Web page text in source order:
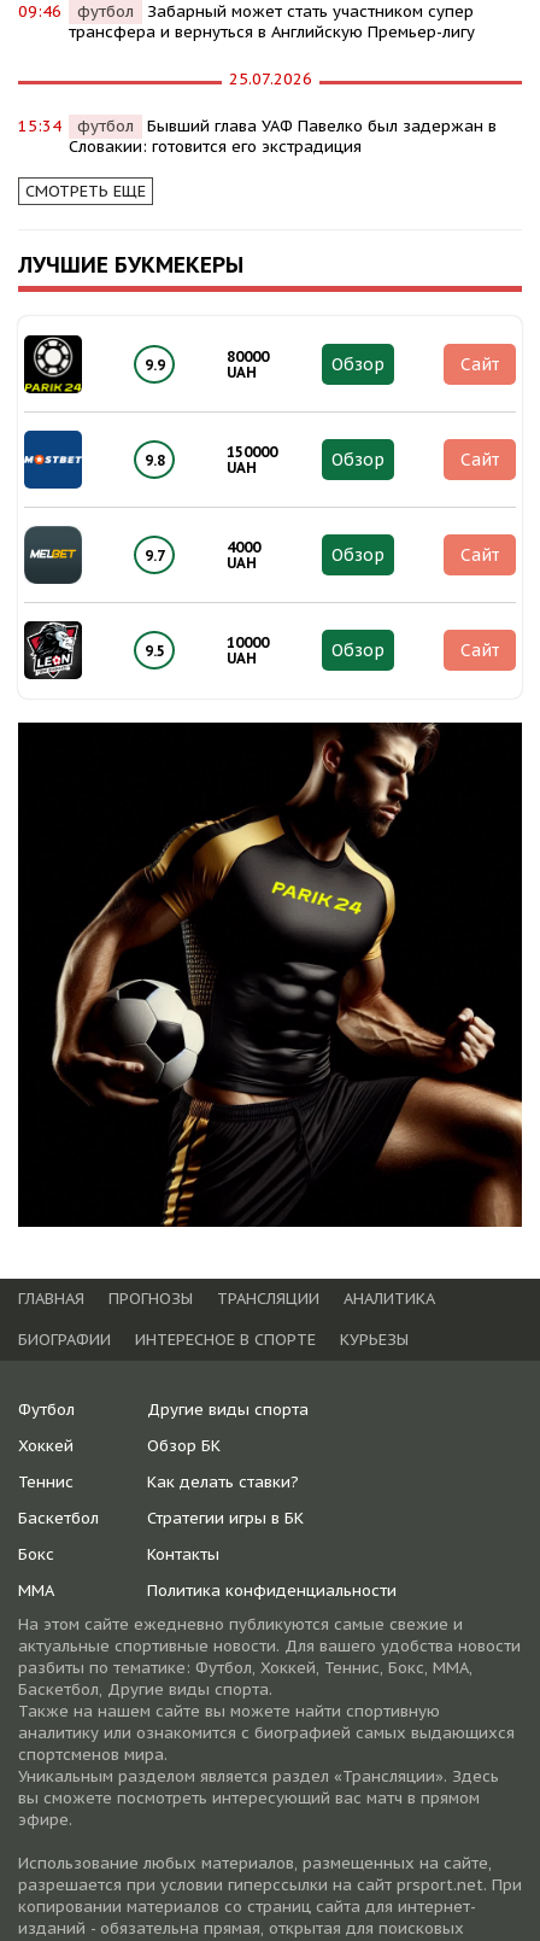
09:46 футбол
Забарный может стать участником супер
трансфера и вернуться в Английскую Премьер-лигу
25.07.2026
15:34 футбол
Бывший глава УАФ Павелко был задержан в
Словакии: готовится его экстрадиция
СМОТРЕТЬ ЕЩЕ
ЛУЧШИЕ БУКМЕКЕРЫ
9.9
80000
UAH
Обзор Сайт
9.8
150000
UAH
Обзор Сайт
9.7
4000
UAH
Обзор Сайт
9.5
10000
UAH
Обзор Сайт
ГЛАВНАЯ ПРОГНОЗЫ ТРАНСЛЯЦИИ
АНАЛИТИКА
БИОГРАФИИ
ИНТЕРЕСНОЕ В СПОРТЕ КУРЬЕЗЫ
Футбол
Хоккей
Теннис
Баскетбол
Бокс
ММА
Другие виды спорта
Обзор БК
Как делать ставки?
Стратегии игры в БК
Контакты
Политика конфиденциальности
На этом сайте ежедневно публикуются самые свежие и
актуальные спортивные новости. Для вашего удобства новости
разбиты по тематике: Футбол, Хоккей, Теннис, Бокс, ММА,
Баскетбол, Другие виды спорта.
Также на нашем сайте вы можете найти спортивную
аналитику или ознакомится с биографией самых выдающихся
спортсменов мира.
Уникальным разделом является раздел «Трансляции». Здесь
вы сможете посмотреть интересующий вас матч в прямом
эфире.
Использование любых материалов, размещенных на сайте,
разрешается при условии гиперссылки на cайт prsport.net. При
копировании материалов со страниц сайта для интернет-
изданий - обязательна прямая, открытая для поисковых